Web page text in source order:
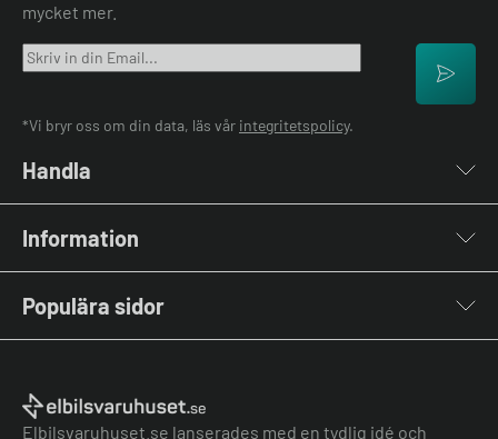
mycket mer.
*Vi bryr oss om din data, läs vår integritetspolicy.
Handla
Laddkablar
Kabelhållare
Stolpar & Fästen
Portabla Laddare
Övriga tillbehör
Information
Kontakta oss
Vanliga frågor & svar
El-lexikon
Installation
Populära sidor
Elbilsladdare företag
Laddbox bäst i test
Elbilsvaruhuset.se lanserades med en tydlig idé och